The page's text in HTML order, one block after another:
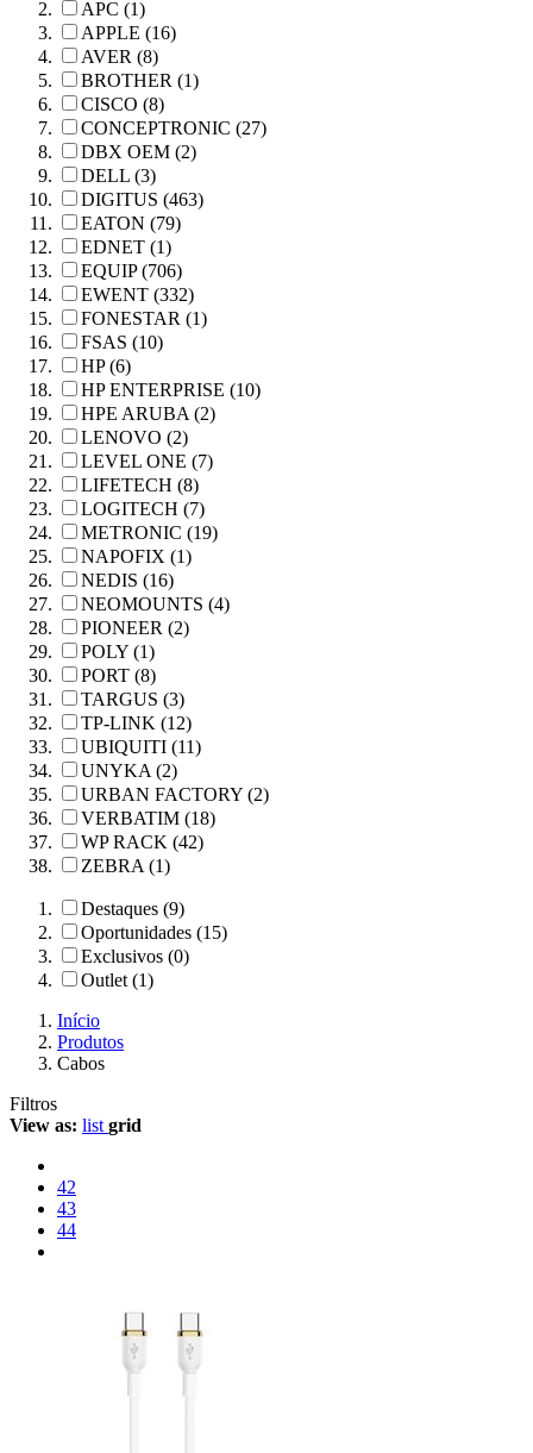
APC (1)
APPLE (16)
AVER (8)
BROTHER (1)
CISCO (8)
CONCEPTRONIC (27)
DBX OEM (2)
DELL (3)
DIGITUS (463)
EATON (79)
EDNET (1)
EQUIP (706)
EWENT (332)
FONESTAR (1)
FSAS (10)
HP (6)
HP ENTERPRISE (10)
HPE ARUBA (2)
LENOVO (2)
LEVEL ONE (7)
LIFETECH (8)
LOGITECH (7)
METRONIC (19)
NAPOFIX (1)
NEDIS (16)
NEOMOUNTS (4)
PIONEER (2)
POLY (1)
PORT (8)
TARGUS (3)
TP-LINK (12)
UBIQUITI (11)
UNYKA (2)
URBAN FACTORY (2)
VERBATIM (18)
WP RACK (42)
ZEBRA (1)
Destaques (9)
Oportunidades (15)
Exclusivos (0)
Outlet (1)
Início
Produtos
Cabos
Filtros
View as: list grid
42
43
44